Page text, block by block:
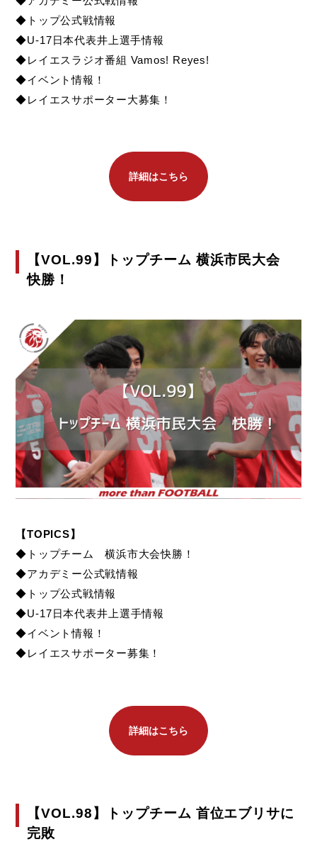
◆トップ公式戦情報
◆U-17日本代表井上選手情報
◆レイエスラジオ番組 Vamos! Reyes!
◆イベント情報！
◆レイエスサポーター大募集！
詳細はこちら
【VOL.99】トップチーム 横浜市民大会
快勝！
【TOPICS】
◆トップチーム 横浜市大会快勝！
◆アカデミー公式戦情報
◆トップ公式戦情報
◆U-17日本代表井上選手情報
◆イベント情報！
◆レイエスサポーター募集！
詳細はこちら
【VOL.98】トップチーム 首位エブリサに
完敗